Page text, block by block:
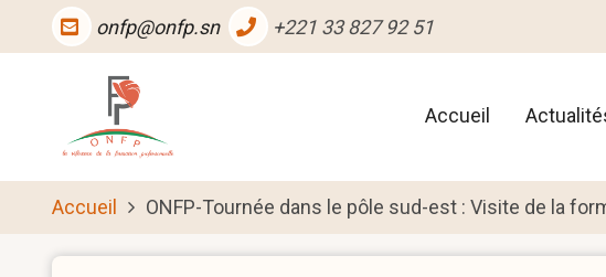
onfp@onfp.sn +221 33 827 92 51
Main
navigation
Accueil
Accueil ONFP-Tournée dans le pôle sud-est : Visite de la